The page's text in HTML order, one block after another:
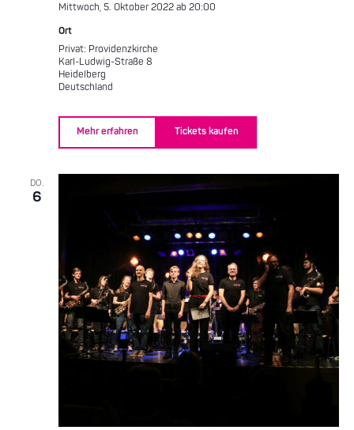
Mittwoch, 5. Oktober 2022 ab 20:00
Ort
Privat: Providenzkirche
Karl-Ludwig-Straße 8
Heidelberg
Deutschland
Mehr erfahren Tickets kaufen
DO.
6